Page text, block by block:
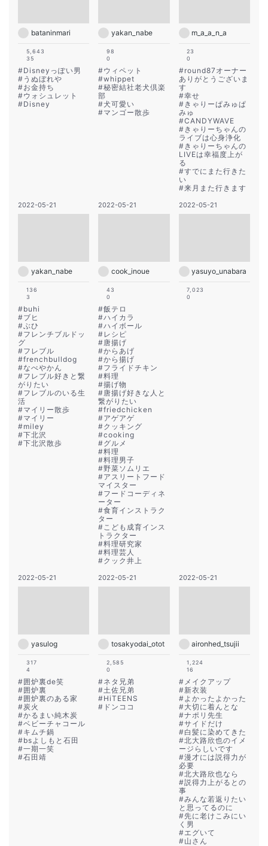
bataninmari
5,643
35
#Disneyっぽい男
# うぬぼれや
#お金持ち
#ウォシュレット
#Disney
yakan_nabe
98
0
#ウィペット
#whippet
#秘密結社老犬倶楽
部
#犬可愛い
#マンゴー散歩
m_a_a_n_a
23
0
#round87オーナー
ありがとうございま
す
#幸せ
# きゃりーぱみゅぱ
みゅ
#CANDYWAVE
# きゃりーちゃんの
ライブは心身浄化
# きゃりーちゃんの
LIVEは幸福度上が
る
#すでにまた行きた
い
#来月また行きます
2022-05-21
yakan_nabe
136
3
#buhi
#ブヒ
#ぶひ
#フレンチブルドッ
グ
#フレブル
#frenchbulldog
#なべやかん
#フレブル好きと繋
がりたい
#フレブルのいる生
活
#マイリー散歩
#マイリー
#miley
#下北沢
#下北沢散歩
2022-05-21
cook_inoue
43
0
#飯テロ
#ハイカラ
#ハイボール
#レシピ
#唐揚げ
#からあげ
#から揚げ
#フライドチキン
#料理
#揚げ物
#唐揚げ好きな人と
繋がりたい
#friedchicken
#アゲアゲ
#クッキング
#cooking
#グルメ
#料理
#料理男子
#野菜ソムリエ
#アスリートフード
マイスター
#フードコーディネ
ーター
#食育インストラク
ター
#こども成育インス
トラクター
#料理研究家
#料理芸人
#クック井上
2022-05-21
yasuyo_unabara
7,023
0
2022-05-21
yasulog
317
4
#囲炉裏de笑
#囲炉裏
#囲炉裏のある家
#炭火
#かるまい純木炭
#ベビーチャコール
#キムチ鍋
#bsよしもと石田
#一期一笑
#石田靖
2022-05-21
tosakyodai_otot
2,585
0
#ネタ兄弟
#土佐兄弟
#HiTEENS
# ドンココ
2022-05-21
aironhed_tsujii
1,224
16
# メイクアップ
#新衣装
#よかったよかった
#大切に着んとな
#ナポリ先生
#サイドだけ
#白髪に染めてきた
#北大路欣也のイメ
ージらしいです
#漫才には説得力が
必要
#北大路欣也なら
#説得力上がるとの
事
#みんな若返りたい
と思ってるのに
#先に老けこみにい
く男
#エグいて
#山さん